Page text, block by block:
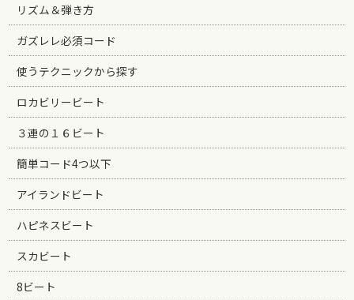
リズム＆弾き方
ガズレレ必須コード
使うテクニックから探す
ロカビリービート
３連の１６ビート
簡単コード4つ以下
アイランドビート
ハピネスビート
スカビート
8ビート